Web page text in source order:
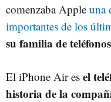
comenzaba Apple una
importantes de los
su familia de
El iPhone Air es el
historia de la